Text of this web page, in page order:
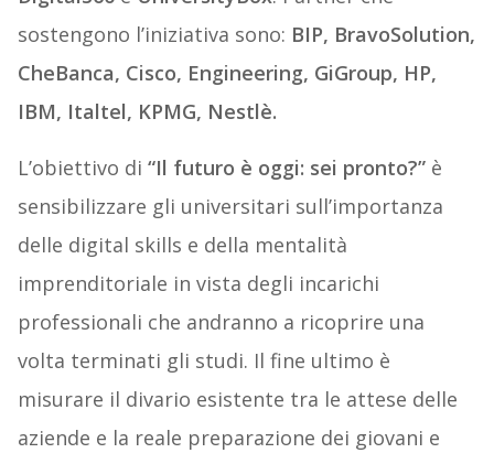
sostengono l’iniziativa sono: BIP, BravoSolution,
CheBanca, Cisco, Engineering, GiGroup, HP,
IBM, Italtel, KPMG, Nestlè.
L’obiettivo di “Il futuro è oggi: sei pronto?”è
sensibilizzare gli universitari sull’importanza
delle digital skills e della mentalità
imprenditoriale in vista degli incarichi
professionali che andranno a ricoprire una
volta terminati gli studi. Il fine ultimo è
misurare il divario esistente tra le attese delle
aziende e la reale preparazione dei giovani e